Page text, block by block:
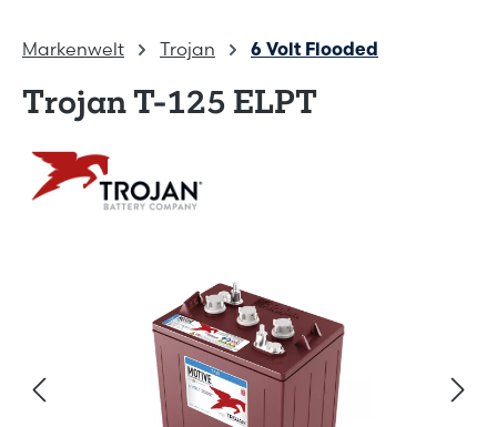
Markenwelt Trojan 6 Volt Flooded
Trojan T-125 ELPT